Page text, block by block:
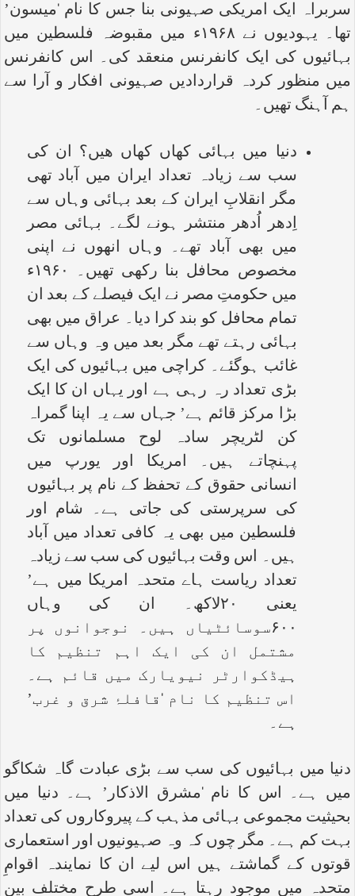
سربراہ ایک امریکی صہیونی بنا جس کا نام ‘میسون’
تھا۔ یہودیوں نے ۱۹۶۸ء میں مقبوضہ فلسطین میں
بہائیوں کی ایک کانفرنس منعقد کی۔ اس کانفرنس
میں منظور کردہ قراردادیں صہیونی افکار و آرا سے
ہم آہنگ تھیں۔
دنیا میں بہائی کھاں کھاں ھیں؟ ان کی
سب سے زیادہ تعداد ایران میں آباد تھی
مگر انقلابِ ایران کے بعد بہائی وہاں سے
اِدھر اُدھر منتشر ہونے لگے۔ بہائی مصر
میں بھی آباد تھے۔ وہاں انھوں نے اپنی
مخصوص محافل بنا رکھی تھیں۔ ۱۹۶۰ء
میں حکومتِ مصر نے ایک فیصلے کے بعد ان
تمام محافل کو بند کرا دیا۔ عراق میں بھی
بہائی رہتے تھے مگر بعد میں وہ وہاں سے
غائب ہوگئے۔ کراچی میں بہائیوں کی ایک
بڑی تعداد رہ رہی ہے اور یہاں ان کا ایک
بڑا مرکز قائم ہے’ جہاں سے یہ اپنا گمراہ
کن لٹریچر سادہ لوح مسلمانوں تک
پہنچاتے ہیں۔ امریکا اور یورپ میں
انسانی حقوق کے تحفظ کے نام پر بہائیوں
کی سرپرستی کی جاتی ہے۔ شام اور
فلسطین میں بھی یہ کافی تعداد میں آباد
ہیں۔ اس وقت بہائیوں کی سب سے زیادہ
تعداد ریاست ہاے متحدہ امریکا میں ہے’
یعنی ۲۰لاکھ۔ ان کی وہاں
۶۰۰سوسائٹیاں ہیں۔ نوجوانوں پر
مشتمل ان کی ایک اہم تنظیم کا
ہیڈکوارٹر نیویارک میں قائم ہے۔
اس تنظیم کا نام ‘قافلۂ شرق و غرب’
ہے۔
دنیا میں بہائیوں کی سب سے بڑی عبادت گاہ شکاگو
میں ہے۔ اس کا نام ‘مشرق الاذکار’ ہے۔ دنیا میں
بحیثیت مجموعی بہائی مذہب کے پیروکاروں کی تعداد
بہت کم ہے۔ مگر چوں کہ وہ صہیونیوں اور استعماری
قوتوں کے گماشتے ہیں اس لیے ان کا نمایندہ اقوامِ
متحدہ میں موجود رہتا ہے۔ اسی طرح مختلف بین